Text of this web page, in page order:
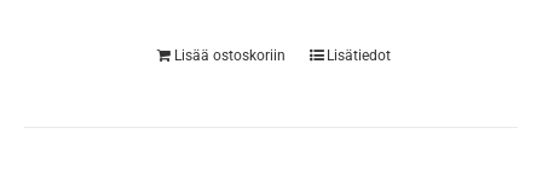
Lisää ostoskoriin Lisätiedot